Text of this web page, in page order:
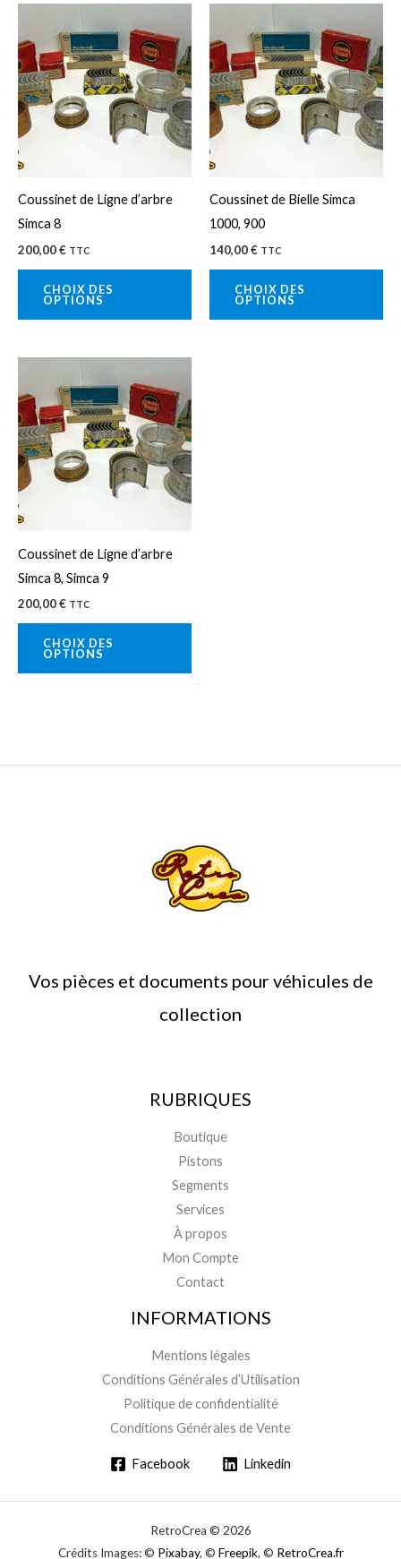
Coussinet de Ligne d’arbre
Simca 8
200,00€ TTC
CHOIX DES
OPTIONS
produit
a
plusieurs
variations.
Les
options
être
choisies
Coussinet de Bielle Simca
1000, 900
140,00€ TTC
CHOIX DES
OPTIONS
a
Coussinet de Ligne d’arbre
Simca 8, Simca 9
200,00€ TTC
CHOIX DES
OPTIONS
a
plusieurs
variations.
Les
Vos pièces et documents pour véhicules de
collection
RUBRIQUES
Boutique
Pistons
Segments
Services
À propos
Mon Compte
Contact
INFORMATIONS
Mentions légales
Conditions Générales d’Utilisation
Politique de confidentialité
Conditions Générales de Vente
Facebook Linkedin
RetroCrea © 2026
Crédits Images: © Pixabay, © Freepik, © RetroCrea.fr